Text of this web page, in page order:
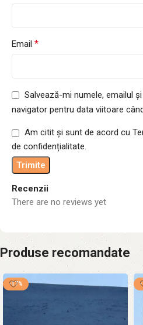
Recenzii
There are no reviews yet
Email *
Salvează-mi numele, emailul
navigator pentru data viitoare
Am citit și sunt de acord cu
de confidențialitate.
Produse recomandate
-17% -